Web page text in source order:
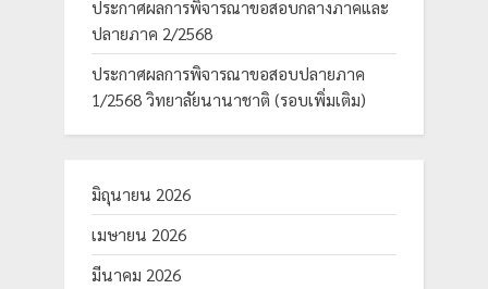
ประกาศผลการพิจารณาขอสอบกลางภาคและ
ปลายภาค 2/2568
ประกาศผลการพิจารณาขอสอบปลายภาค
1/2568 วิทยาลัยนานาชาติ (รอบเพิ่มเติม)
มิถุนายน 2026
เมษายน 2026
มีนาคม 2026